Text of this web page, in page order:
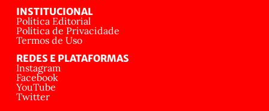
INSTITUCIONAL
Política Editorial
Política de Privacidade
Termos de Uso
REDES E PLATAFORMAS
Instagram
Facebook
YouTube
Twitter